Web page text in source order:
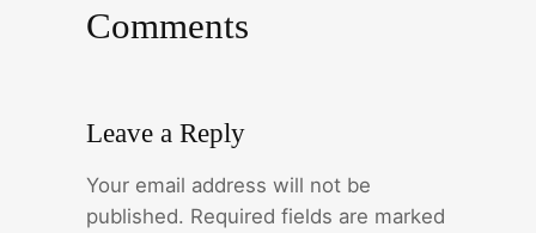
Comments
Leave a Reply
Your email address will not be
published. Required fields are marked